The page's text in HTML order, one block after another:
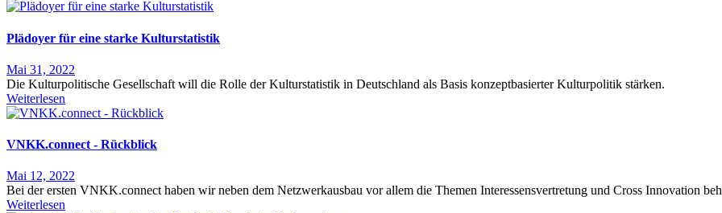
Plädoyer für eine starke Kulturstatistik
Mai 31, 2022
Die Kulturpolitische Gesellschaft will die Rolle der Kulturstatistik in Deutschland als Basis konzeptbasierter Kulturpolitik stärken.
Weiterlesen
VNKK.connect - Rückblick
Mai 12, 2022
Bei der ersten VNKK.connect haben wir neben dem Netzwerkausbau vor allem die Themen Interessensvertretung und Cross Innovation
Weiterlesen